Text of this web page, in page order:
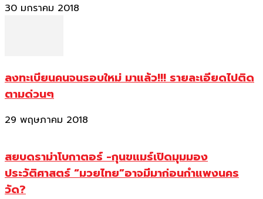
30 มกราคม 2018
ลงทะเบียนคนจนรอบใหม่ มาแล้ว!!! รายละเอียดไปติด
ตามด่วนๆ
29 พฤษภาคม 2018
สยบดราม่าโบกาตอร์ -กุนขแมร์เปิดมุมมอง
ประวัติศาสตร์ “มวยไทย”อาจมีมาก่อนกำแพงนคร
วัด?